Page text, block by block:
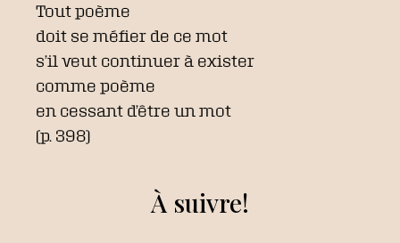
Tout poème
doit se méfier de ce mot
s’il veut continuer à exister
comme poème
en cessant d’être un mot
(p. 398)
À suivre!